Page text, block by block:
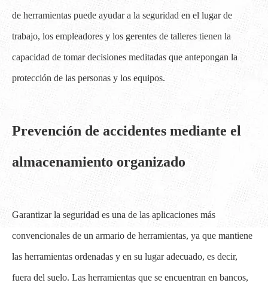
de herramientas puede ayudar a la seguridad en el lugar de
trabajo, los empleadores y los gerentes de talleres tienen la
capacidad de tomar decisiones meditadas que antepongan la
protección de las personas y los equipos.
Prevención de accidentes mediante el
almacenamiento organizado
Garantizar la seguridad es una de las aplicaciones más
convencionales de un armario de herramientas, ya que mantiene
las herramientas ordenadas y en su lugar adecuado, es decir,
fuera del suelo. Las herramientas que se encuentran en bancos,